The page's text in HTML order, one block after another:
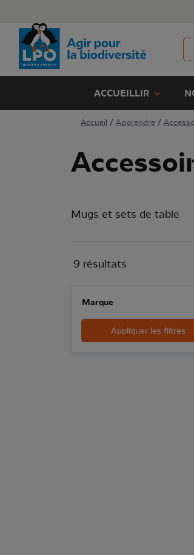
ACCUEILLIR
Accueil / Apprendre /
Mugs et sets de table
9 résultats
Marque
Appliquer les filtres